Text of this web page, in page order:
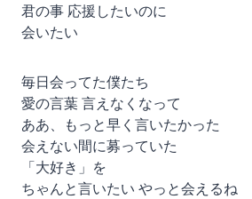
君の事 応援したいのに
会いたい
毎日会ってた僕たち
愛の言葉 言えなくなって
ああ、もっと早く言いたかった
会えない間に募っていた
「大好き」を
ちゃんと言いたい やっと会えるね